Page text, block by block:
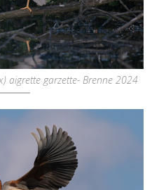
aigrette garzette- Brenne 2024